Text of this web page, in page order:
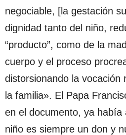
negociable, [la gestación
dignidad tanto del niño,
“producto”, como de la
cuerpo y el proceso
distorsionando la vocación
la familia». El Papa
en el documento, ya había
niño es siempre un don y